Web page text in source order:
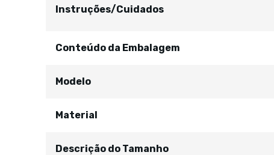
Instruções/Cuidados
Conteúdo da Embalagem
Modelo
Material
Descrição do Tamanho